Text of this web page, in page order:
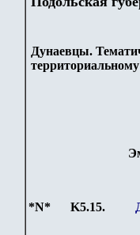
Дунаевцы.
*N* K5.15.